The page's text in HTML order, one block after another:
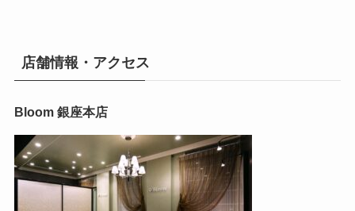
店舗情報・アクセス
Bloom 銀座本店